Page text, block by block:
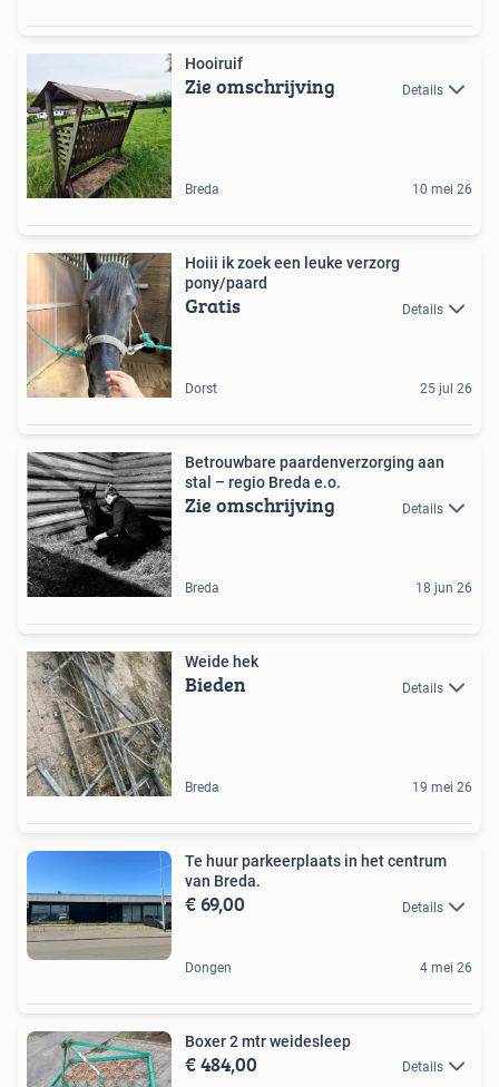
Hooiruif
Zie omschrijving Details
Breda 10 mei 26
Hoiii ik zoek een leuke verzorg
pony/paard️
Gratis Details
Dorst 25 jul 26
Betrouwbare paardenverzorging aan
stal – regio Breda e.o.
Zie omschrijving Details
Breda 18 jun 26
Weide hek
Bieden Details
Breda 19 mei 26
Te huur parkeerplaats in het centrum
van Breda.
€ 69,00 Details
Dongen 4 mei 26
Boxer 2 mtr weidesleep
€ 484,00 Details